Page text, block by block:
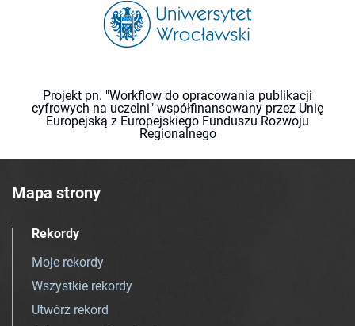
Projekt pn. "Workflow do opracowania publikacji
cyfrowych na uczelni" współfinansowany przez Unię
Europejską z Europejskiego Funduszu Rozwoju
Regionalnego
Mapa strony
Rekordy
Moje rekordy
Wszystkie rekordy
Utwórz rekord